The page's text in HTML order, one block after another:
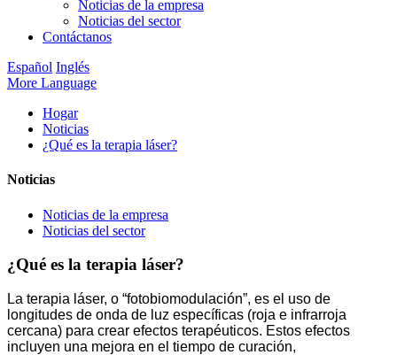
Noticias de la empresa
Noticias del sector
Contáctanos
Español Inglés
More Language
Hogar
Noticias
¿Qué es la terapia láser?
Noticias
Noticias de la empresa
Noticias del sector
¿Qué es la terapia láser?
La terapia láser, o “fotobiomodulación”, es el uso de
longitudes de onda de luz específicas (roja e infrarroja
cercana) para crear efectos terapéuticos. Estos efectos
incluyen una mejora en el tiempo de curación,